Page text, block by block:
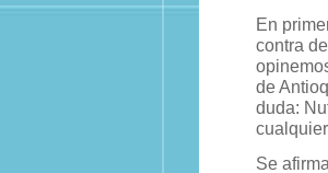
En
contra
de
duda:
Se